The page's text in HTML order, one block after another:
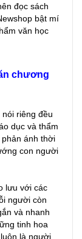
đọc sách
bật mí
văn học
chương
riêng đều
dục và thẩm
ánh thời
con người
lưu với các
người còn
và nhanh
tinh hoa
là người